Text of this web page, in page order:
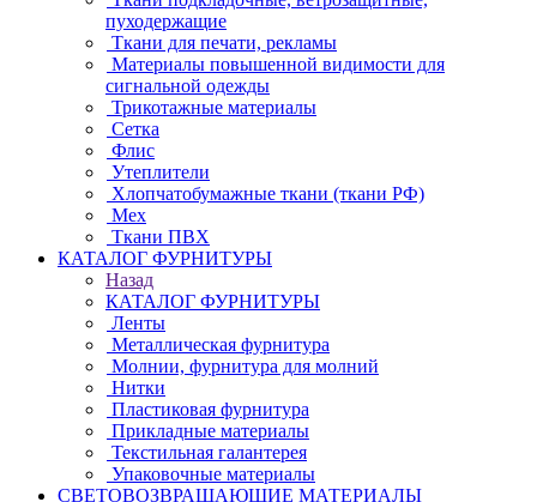
пуходержащие
Ткани для печати, рекламы
Материалы повышенной видимости для
сигнальной одежды
Трикотажные материалы
Сетка
Флис
Утеплители
Хлопчатобумажные ткани (ткани РФ)
Мех
Ткани ПВХ
КАТАЛОГ ФУРНИТУРЫ
Назад
КАТАЛОГ ФУРНИТУРЫ
Ленты
Металлическая фурнитура
Молнии, фурнитура для молний
Нитки
Пластиковая фурнитура
Прикладные материалы
Текстильная галантерея
Упаковочные материалы
СВЕТОВОЗВРАЩАЮЩИЕ МАТЕРИАЛЫ